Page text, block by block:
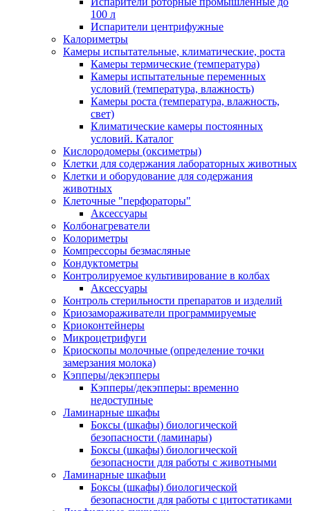
100 л
Испарители центрифужные
Калориметры
Камеры испытательные, климатические, роста
Камеры термические (температура)
Камеры испытательные переменных
условий (температура, влажность)
Камеры роста (температура, влажность,
свет)
Климатические камеры постоянных
условий. Каталог
Кислородомеры (оксиметры)
Клетки для содержания лабораторных животных
Клетки и оборудование для содержания
животных
Клеточные "перфораторы"
Аксессуары
Колбонагреватели
Колориметры
Компрессоры безмасляные
Кондуктометры
Контролируемое культивирование в колбах
Аксессуары
Контроль стерильности препаратов и изделий
Криозамораживатели программируемые
Криоконтейнеры
Микроцетрифуги
Криоскопы молочные (определение точки
замерзания молока)
Кэпперы/декэпперы
Кэпперы/декэпперы: временно
недоступные
Ламинарные шкафы
Боксы (шкафы) биологической
безопасности (ламинары)
Боксы (шкафы) биологической
безопасности для работы с животными
Ламинарные шкафыи
Боксы (шкафы) биологической
безопасности для работы с цитостатиками